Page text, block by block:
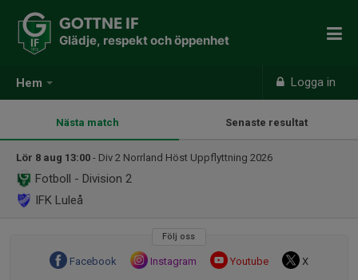
Hem Logga in
GOTTNE IF
Glädje, respekt och öppenhet
Nästa match Senaste resultat
Lör 8 aug 13:00 - Div 2 Norrland Höst Uppflyttning 2026
Fotboll - Division 2
IFK Luleå
Följ oss
Facebook Instagram Youtube X